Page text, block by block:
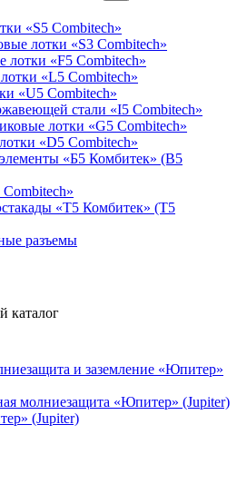
«S5 Combitech»
лотки «S3 Combitech»
лотки «F5 Combitech»
«L5 Combitech»
«U5 Combitech»
стали «I5 Combitech»
лотки «G5 Combitech»
«D5 Combitech»
«Б5 Комбитек» (B5
«Т5 Комбитек» (T5
разъемы
каталог
и заземление «Юпитер»
молниезащита «Юпитер» (Jupiter)
(Jupiter)